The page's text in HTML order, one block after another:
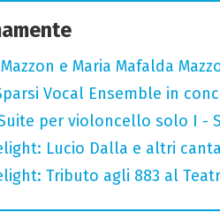
e Maria Mafalda
Vocal Ensemble in
per violoncello solo I -
Lucio Dalla e altri
Tributo agli 883 al